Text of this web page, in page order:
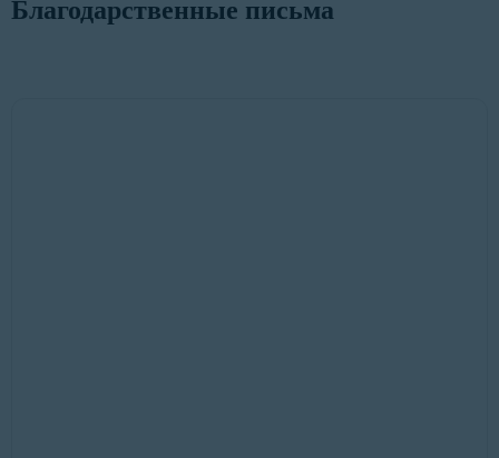
Благодарственные письма